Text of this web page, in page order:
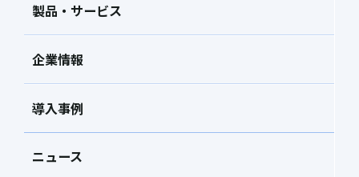
製品・サービス
企業情報
導入事例
ニュース